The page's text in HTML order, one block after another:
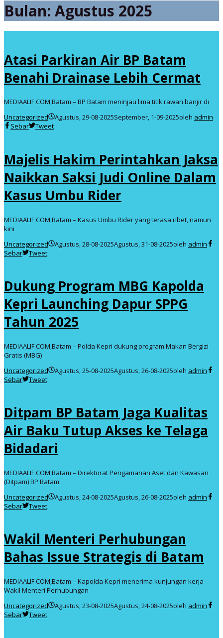
Bulan: Agustus 2025
Atasi Parkiran Air BP Batam
Benahi Drainase Lebih Cermat
MEDIAALIF.COM,Batam – BP Batam meninjau lima titik rawan banjir di
Uncategorized
Agustus, 29-08-2025September, 1-09-2025oleh admin
Sebar
Tweet
Majelis Hakim Perintahkan Jaksa
Naikkan Saksi Judi Online Dalam
Kasus Umbu Rider
MEDIAALIF.COM,Batam – Kasus Umbu Rider yang terasa ribet, namun
kini
Uncategorized
Agustus, 28-08-2025Agustus, 31-08-2025oleh admin
Sebar
Tweet
Dukung Program MBG Kapolda
Kepri Launching Dapur SPPG
Tahun 2025
MEDIAALIF.COM,Batam – Polda Kepri dukung program Makan Bergizi
Gratis (MBG)
Uncategorized
Agustus, 25-08-2025Agustus, 26-08-2025oleh admin
Sebar
Tweet
Ditpam BP Batam Jaga Kualitas
Air Baku Tutup Akses ke Telaga
Bidadari
MEDIAALIF.COM,Batam – Direktorat Pengamanan Aset dan Kawasan
(Ditpam) BP Batam
Uncategorized
Agustus, 24-08-2025Agustus, 26-08-2025oleh admin
Sebar
Tweet
Wakil Menteri Perhubungan
Bahas Issue Strategis di Batam
MEDIAALIF.COM,Batam – Kapolda Kepri menerima kunjungan kerja
Wakil Menteri Perhubungan
Uncategorized
Agustus, 23-08-2025Agustus, 24-08-2025oleh admin
Sebar
Tweet